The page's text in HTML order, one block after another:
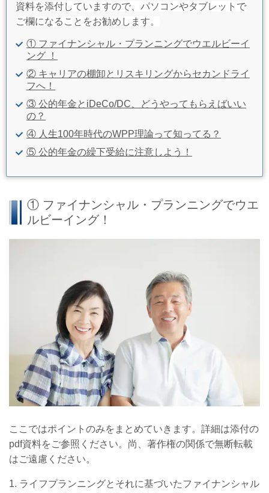
資料を添付していますので、パソコンやタブレットで
ご欄になることをお勧めします。
① ファイナンシャル・プランニングでウエルビーイ
ング ！
② キャリアの棚卸とリスキリングからセカンドライ
フへ！
③ 公的年金とiDeCo/DC、どうやってもらえばいい
の？
④ 人生100年時代のWPP理論って知ってる？
⑤ 公的年金の繰下受給に注意しよう！
① ファイナンシャル・プランニングでウエ
ルビーイング！
ここではポイントのみをまとめていきます。詳細は添付の
pdf資料をご参照ください。尚、著作権の関係で無断転載
はご遠慮ください。
1. ライフプランニングとそれに基づいたファイナンシャル